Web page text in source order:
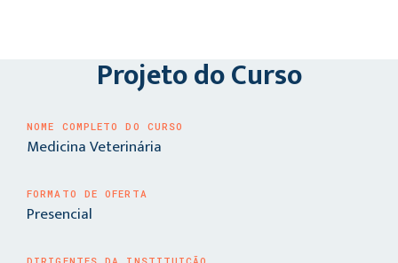
Projeto do Curso
NOME COMPLETO DO CURSO
Medicina Veterinária
FORMATO DE OFERTA
Presencial